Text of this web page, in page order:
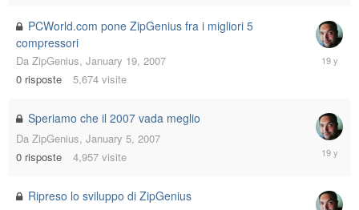
PCWorld.com pone ZipGenius fra i migliori 5
compressori
Da ZipGenius, January 19, 2007
0 risposte 5,674 visite
January
19,
Speriamo che il 2007 vada meglio
Da ZipGenius, January 5, 2007
0 risposte 4,957 visite
January
5,
Ripreso lo sviluppo di ZipGenius